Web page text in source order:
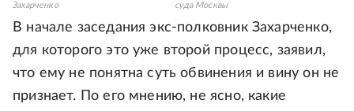
Захарченко
суда Москвы
В начале заседания экс-полковник Захарченко,
для которого это уже второй процесс, заявил,
что ему не понятна суть обвинения и вину он не
признает. По его мнению, не ясно, какие